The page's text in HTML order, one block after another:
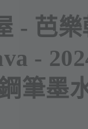
- 芭樂
-
筆墨